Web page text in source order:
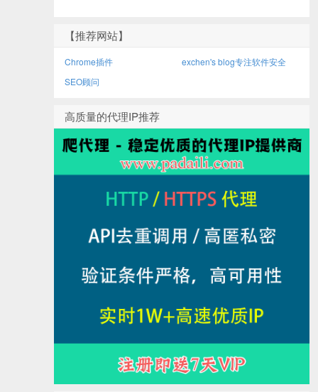
【推荐网站】
Chrome插件
exchen's blog专注软件安全
SEO顾问
高质量的代理IP推荐